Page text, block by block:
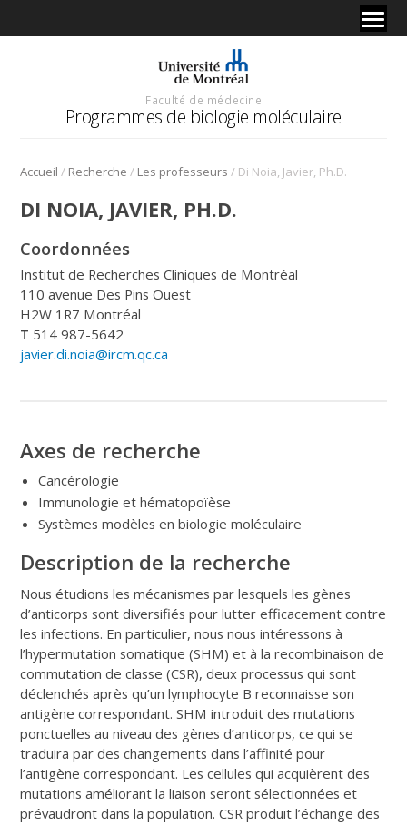
Faculté de médecine
Programmes de biologie moléculaire
Accueil / Recherche / Les professeurs / Di Noia, Javier, Ph.D.
DI NOIA, JAVIER, PH.D.
Coordonnées
Institut de Recherches Cliniques de Montréal
110 avenue Des Pins Ouest
H2W 1R7 Montréal
T 514 987-5642
javier.di.noia@ircm.qc.ca
Axes de recherche
Cancérologie
Immunologie et hématopoïèse
Systèmes modèles en biologie moléculaire
Description de la recherche
Nous étudions les mécanismes par lesquels les gènes
d’anticorps sont diversifiés pour lutter efficacement contre
les infections. En particulier, nous nous intéressons à
l’hypermutation somatique (SHM) et à la recombinaison de
commutation de classe (CSR), deux processus qui sont
déclenchés après qu’un lymphocyte B reconnaisse son
antigène correspondant. SHM introduit des mutations
ponctuelles au niveau des gènes d’anticorps, ce qui se
traduira par des changements dans l’affinité pour
l’antigène correspondant. Les cellules qui acquièrent des
mutations améliorant la liaison seront sélectionnées et
prévaudront dans la population. CSR produit l’échange des